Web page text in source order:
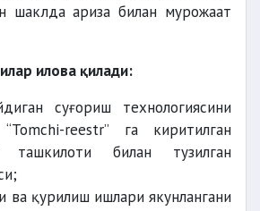
шаклда ариза билан мурожаат
илова қилади:
суғориш технологиясини
reestr” га киритилган
ташкилоти билан тузилган
ва қурилиш ишлари якунлангани